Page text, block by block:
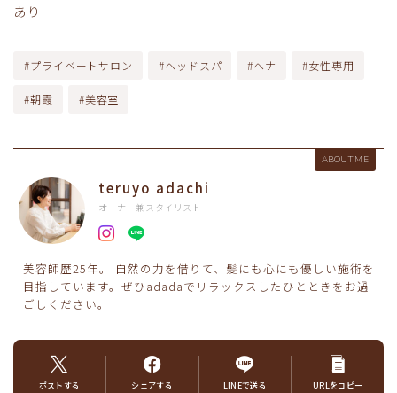
あり
#プライベートサロン #ヘッドスパ #ヘナ #女性専用
#朝霞 #美容室
ABOUT ME
teruyo adachi
オーナー兼スタイリスト
美容師歴25年。 自然の力を借りて、髪にも心にも優しい施術を
目指しています。ぜひadadaでリラックスしたひとときをお過
ごしください。
ポストする シェアする LINEで送る URLをコピー